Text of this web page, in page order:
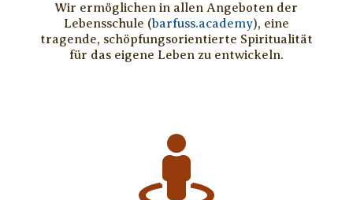
Wir ermöglichen in allen Angeboten der
Lebensschule (barfuss.academy), eine
tragende, schöpfungsorientierte Spiritualität
für das eigene Leben zu entwickeln.
